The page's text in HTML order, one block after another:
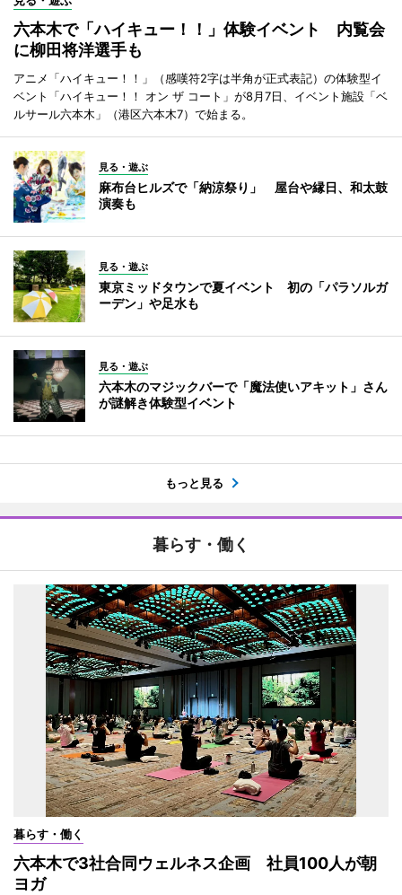
六本木で「ハイキュー！！」体験イベント 内覧会
に柳田将洋選手も
アニメ「ハイキュー！！」（感嘆符2字は半角が正式表記）の体験型イ
ベント「ハイキュー！！ オン ザ コート」が8月7日、イベント施設「ベ
ルサール六本木」（港区六本木7）で始まる。
見る・遊ぶ
麻布台ヒルズで「納涼祭り」 屋台や縁日、和太鼓
演奏も
見る・遊ぶ
東京ミッドタウンで夏イベント 初の「パラソルガ
ーデン」や足水も
見る・遊ぶ
六本木のマジックバーで「魔法使いアキット」さん
が謎解き体験型イベント
もっと見る
暮らす・働く
暮らす・働く
六本木で3社合同ウェルネス企画 社員100人が朝
ヨガ